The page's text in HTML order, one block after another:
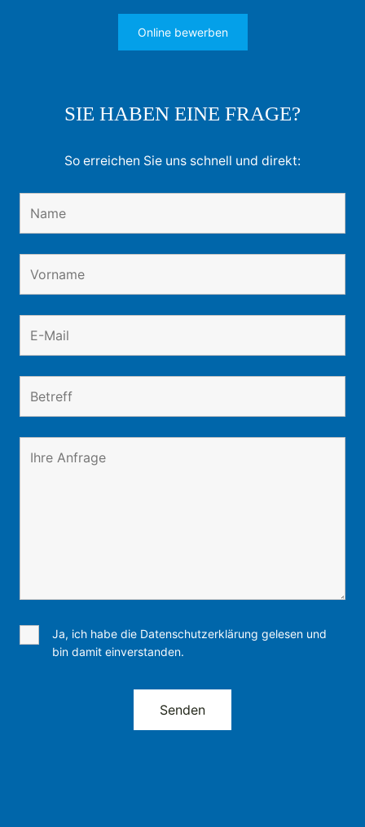
Online bewerben
SIE HABEN EINE FRAGE?
So erreichen Sie uns schnell und direkt:
Ja, ich habe die Datenschutzerklärung gelesen und
bin damit einverstanden.